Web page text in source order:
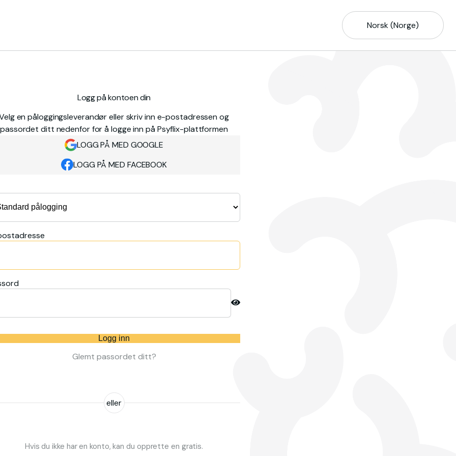
Norsk (Norge)
Logg på kontoen din
en påloggingsleverandør eller skriv inn e-postadressen og
passordet ditt nedenfor for å logge inn på Psyflix-plattformen
LOGG PÅ MED GOOGLE
LOGG PÅ MED FACEBOOK
Logg inn
Glemt passordet ditt?
eller
Hvis du ikke har en konto, kan du opprette en gratis.